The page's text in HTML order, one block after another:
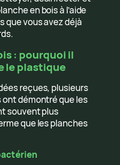
en bois à l’aide
que vous avez déjà
: pourquoi il
le plastique
reçues, plusieurs
démontré que les
souvent plus
que les planches